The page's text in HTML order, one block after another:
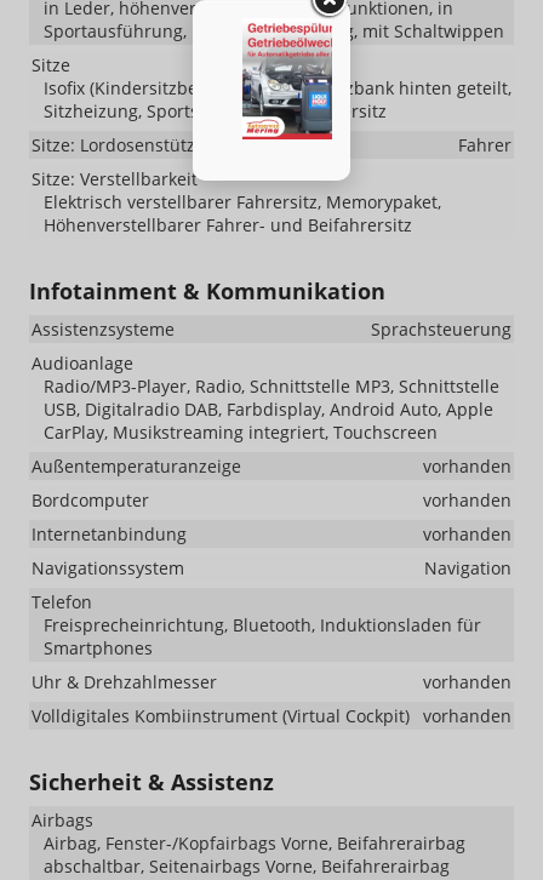
in Leder, höhenverstellbar, mit Multifunktionen, in
Sportausführung, mit Lenkradheizung, mit Schaltwippen
Sitze
Isofix (Kindersitzbefestigung), Rücksitzbank hinten geteilt,
Sitzheizung, Sportsitze, Isofix Beifahrersitz
Sitze: Lordosenstütze
Fahrer
Sitze: Verstellbarkeit
Elektrisch verstellbarer Fahrersitz, Memorypaket,
Höhenverstellbarer Fahrer- und Beifahrersitz
Infotainment & Kommunikation
Assistenzsysteme
Sprachsteuerung
Audioanlage
Radio/MP3-Player, Radio, Schnittstelle MP3, Schnittstelle
USB, Digitalradio DAB, Farbdisplay, Android Auto, Apple
CarPlay, Musikstreaming integriert, Touchscreen
Außentemperaturanzeige
vorhanden
Bordcomputer
vorhanden
Internetanbindung
vorhanden
Navigationssystem
Navigation
Telefon
Freisprecheinrichtung, Bluetooth, Induktionsladen für
Smartphones
Uhr & Drehzahlmesser
vorhanden
Volldigitales Kombiinstrument (Virtual Cockpit) vorhanden
Sicherheit & Assistenz
Airbags
Airbag, Fenster-/Kopfairbags Vorne, Beifahrerairbag
abschaltbar, Seitenairbags Vorne, Beifahrerairbag